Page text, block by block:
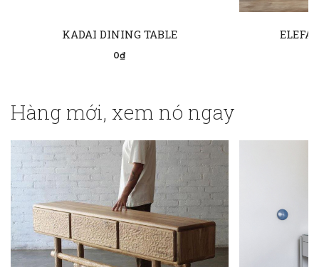
KADAI DINING TABLE
0₫
Hàng mới, xem nó ngay